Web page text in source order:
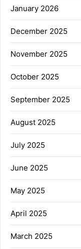
January 2026
December 2025
November 2025
October 2025
September 2025
August 2025
July 2025
June 2025
May 2025
April 2025
March 2025